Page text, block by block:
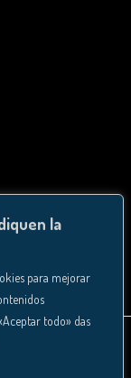
la
para mejorar
todo» das